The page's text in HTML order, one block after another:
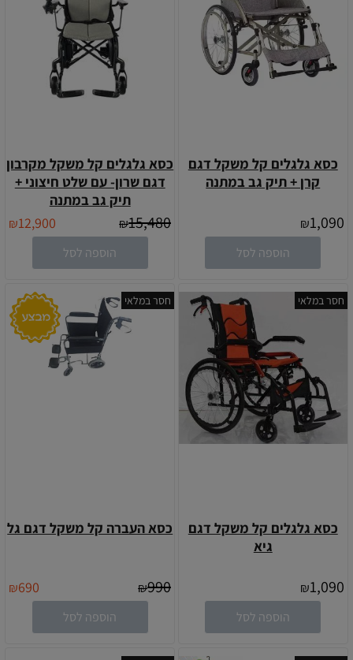
כסא גלגלים קל משקל דגם
קרן + תיק גב במתנה
₪1,090
הוספה לסל
כסא גלגלים קל משקל מקרבון
דגם שרון- עם שלט חיצוני +
תיק גב במתנה
₪15,480
₪12,900
הוספה לסל
חסר במלאי
כסא גלגלים קל משקל דגם
גיא
₪1,090
הוספה לסל
חסר במלאי
כסא העברה קל משקל דגם גל
₪990
₪690
הוספה לסל